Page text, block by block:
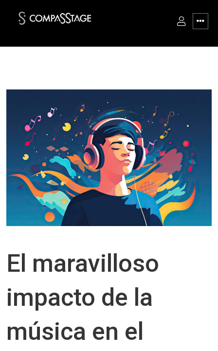
El maravilloso
impacto de la
música en el